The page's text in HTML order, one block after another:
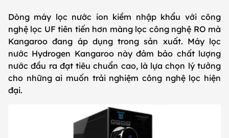
Dòng máy lọc nước ion kiềm nhập khẩu với công
nghệ lọc UF tiên tiến hơn màng lọc công nghệ RO mà
Kangaroo đang áp dụng trong sản xuất. Máy lọc
nước Hydrogen Kangaroo này đảm bảo chất lượng
nước đầu ra đạt tiêu chuẩn cao, là lựa chọn lý tưởng
cho những ai muốn trải nghiệm công nghệ lọc hiện
đại.